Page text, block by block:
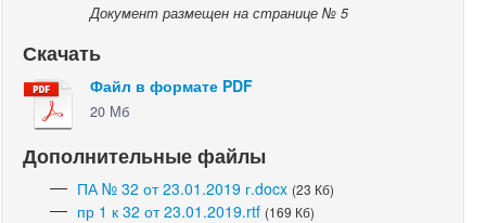
Документ размещен на странице № 5
Скачать
Файл в формате PDF
20 Мб
Дополнительные файлы
ПА № 32 от 23.01.2019 г.docx (23 Кб)
пр 1 к 32 от 23.01.2019.rtf (169 Кб)